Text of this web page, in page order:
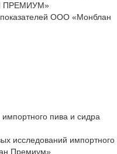
ПРЕМИУМ»
ООО «Монблан
пива и сидра
исследований импортного
Премиум»